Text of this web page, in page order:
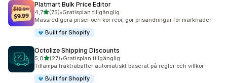
Platmart Bulk Price Editor
4,7av 5 stjärnor
(75)
75 recensioner totalt
•Gratisplan tillgänglig
Massredigera priser och kör reor, gör prisändringar för marknader
Built for Shopify
Octolize Shipping Discounts
5,0av 5 stjärnor
(27)
27 recensioner totalt
•Gratisplan tillgänglig
Tillämpa fraktrabatter automatiskt baserat på regler och villkor
Built for Shopify